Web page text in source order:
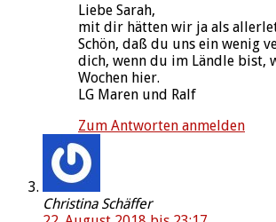
Liebe Sarah,
mit dir hätten wir ja als
Schön, daß du uns ein wenig
dich, wenn du im Ländle bist,
Wochen hier.
LG Maren und Ralf
Zum Antworten anmelden
Christina Schäffer